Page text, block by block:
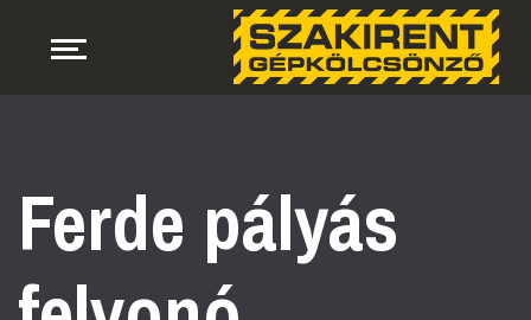
Ferde pályás